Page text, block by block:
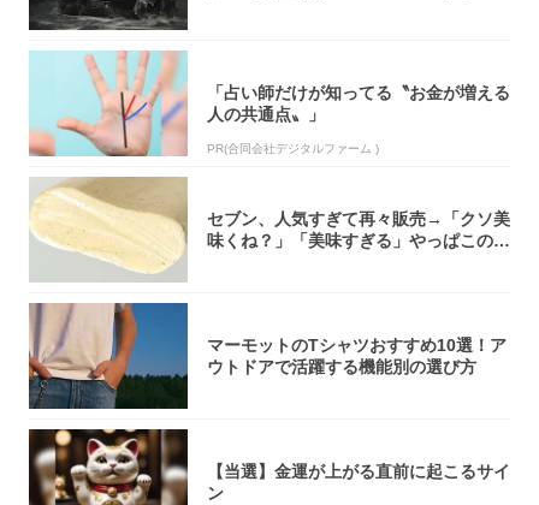
「占い師だけが知ってる〝お金が増える
人の共通点〟」
PR(合同会社デジタルファーム )
セブン、人気すぎて再々販売→「クソ美
味くね？」「美味すぎる」やっぱこのク
マーモットのTシャツおすすめ10選！ア
ウトドアで活躍する機能別の選び方
【当選】金運が上がる直前に起こるサイ
ン